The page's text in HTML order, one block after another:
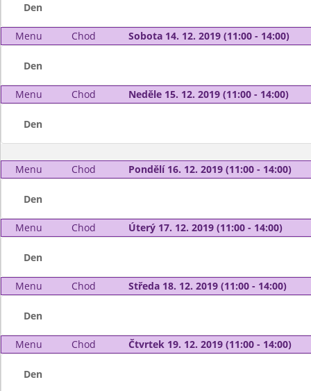
Den
Menu Chod Sobota 14. 12. 2019 (11:00 - 14:00)
Den
Menu Chod Neděle 15. 12. 2019 (11:00 - 14:00)
Den
Menu Chod Pondělí 16. 12. 2019 (11:00 - 14:00)
Den
Menu Chod Úterý 17. 12. 2019 (11:00 - 14:00)
Den
Menu Chod Středa 18. 12. 2019 (11:00 - 14:00)
Den
Menu Chod Čtvrtek 19. 12. 2019 (11:00 - 14:00)
Den